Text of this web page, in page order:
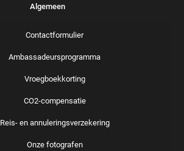
Algemeen
Contactformulier
Ambassadeursprogramma
Vroegboekkorting
CO2-compensatie
Reis- en annuleringsverzekering
Onze fotografen